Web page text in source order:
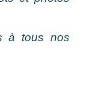
à tous nos